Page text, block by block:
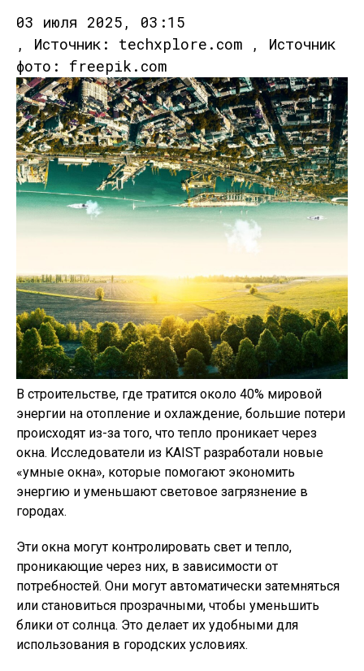
03 июля 2025, 03:15
, Источник: techxplore.com , Источник
фото: freepik.com
В строительстве, где тратится около 40% мировой
энергии на отопление и охлаждение, большие потери
происходят из-за того, что тепло проникает через
окна. Исследователи из KAIST разработали новые
«умные окна», которые помогают экономить
энергию и уменьшают световое загрязнение в
городах.
Эти окна могут контролировать свет и тепло,
проникающие через них, в зависимости от
потребностей. Они могут автоматически затемняться
или становиться прозрачными, чтобы уменьшить
блики от солнца. Это делает их удобными для
использования в городских условиях.